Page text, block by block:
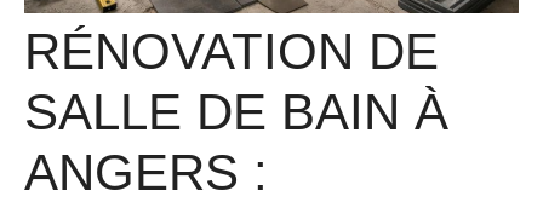
RÉNOVATION DE
SALLE DE BAIN À
ANGERS :